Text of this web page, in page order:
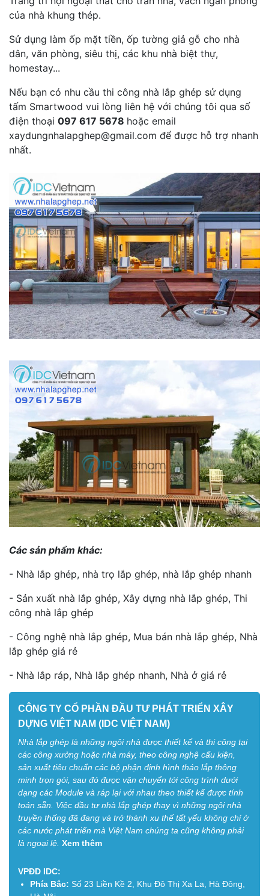
của nhà khung thép.
Sử dụng làm ốp mặt tiền, ốp tường giả gỗ cho nhà
dân, văn phòng, siêu thị, các khu nhà biệt thự,
homestay...
Nếu bạn có nhu cầu thi công nhà lắp ghép sử dụng
tấm Smartwood vui lòng liên hệ với chúng tôi qua số
điện thoại 097 617 5678 hoặc email
xaydungnhalapghep@gmail.com để được hỗ trợ nhanh
nhất.
Các sản phẩm khác:
- Nhà lắp ghép, nhà trọ lắp ghép, nhà lắp ghép nhanh
- Sản xuất nhà lắp ghép, Xây dựng nhà lắp ghép, Thi
công nhà lắp ghép
- Công nghệ nhà lắp ghép, Mua bán nhà lắp ghép, Nhà
lắp ghép giá rẻ
- Nhà lắp ráp, Nhà lắp ghép nhanh, Nhà ở giá rẻ
CÔNG TY CỔ PHẦN ĐẦU TƯ PHÁT TRIỂN XÂY
DỰNG VIỆT NAM (IDC VIỆT NAM)
Nhà lắp ghép là những ngôi nhà được thiết kế và thi công tại
các công xưởng hoặc nhà máy, theo công nghệ cấu kiện,
sản xuất tiêu chuẩn các bộ phận định hình tháo lắp thông
minh trọn gói, sau đó được vận chuyển tới công trình dưới
dạng các Module và ráp lại với nhau theo thiết kế được tính
toán sẵn. Việc đầu tư nhà lắp ghép thay vì những ngôi nhà
truyền thống đã đang và trở thành xu thế tất yếu không chỉ ở
các nước phát triển mà Việt Nam chúng ta cũng không phải
là ngoại lệ. Xem thêm
VPĐD IDC:
Phía Bắc: Số 23 Liền Kề 2, Khu Đô Thị Xa La, Hà Đông,